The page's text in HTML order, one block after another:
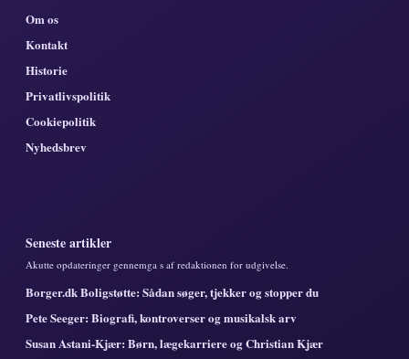
Om os
Kontakt
Historie
Privatlivspolitik
Cookiepolitik
Nyhedsbrev
Seneste artikler
Akutte opdateringer gennemga s af redaktionen for udgivelse.
Borger.dk Boligstøtte: Sådan søger, tjekker og stopper du
Pete Seeger: Biografi, kontroverser og musikalsk arv
Susan Astani-Kjær: Børn, lægekarriere og Christian Kjær